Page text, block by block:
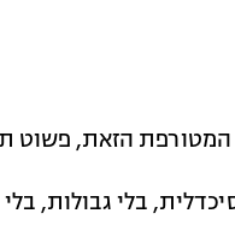
הזאת, פשוט
בלי גבולות,